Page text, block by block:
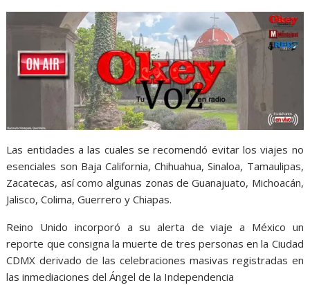
Las entidades a las cuales se recomendó evitar los viajes no
esenciales son Baja California, Chihuahua, Sinaloa, Tamaulipas,
Zacatecas, así como algunas zonas de Guanajuato, Michoacán,
Jalisco, Colima, Guerrero y Chiapas.
Reino Unido incorporó a su alerta de viaje a México un
reporte que consigna la muerte de tres personas en la Ciudad
CDMX derivado de las celebraciones masivas registradas en
las inmediaciones del Ángel de la Independencia